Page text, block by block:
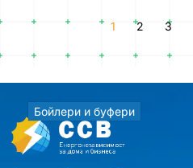
Бойлери и буфери
1 2 3